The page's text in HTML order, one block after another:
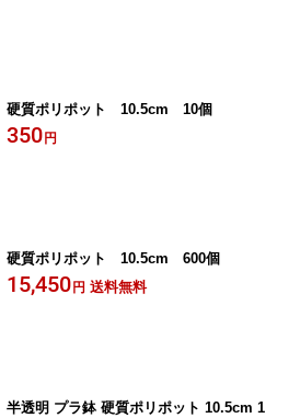
硬質ポリポット 10.5cm 10個
350 円
硬質ポリポット 10.5cm 600個
15,450 円 送料無料
半透明 プラ鉢 硬質ポリポット 10.5cm 1